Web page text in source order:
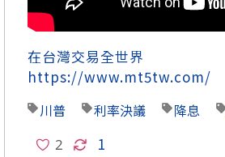
在台灣交易全世界
https://www.mt5tw.com/
川普 利率決議 降息
1